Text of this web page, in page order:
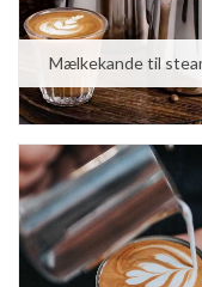
STUDYSHOP
kr. 269,00
Mælkekande til